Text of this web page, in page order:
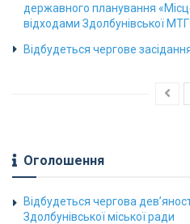
державного планування
відходами Здолбунівської
Відбудеться чергове
Оголошення
Відбудеться чергова
Здолбунівської міської ради